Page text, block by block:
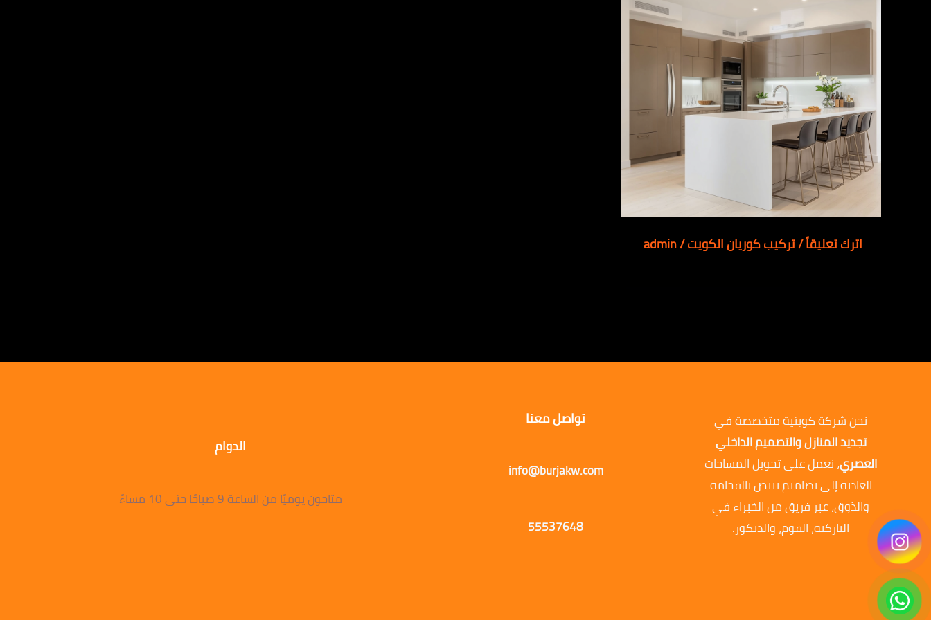
اترك تعليقاً/تركيب كوريان الكويت/
admin
نحن شركة كويتية متخصصة في
تجديد المنازل والتصميم الداخلي
العصري، نعمل على تحويل المساحات
العادية إلى تصاميم تنبض بالفخامة
والذوق، عبر فريق من الخبراء في
الباركيه، الفوم، والديكور.
تواصل معنا
info@burjakw.com
55537648
الدوام
متاحون يوميًا من الساعة 9 صباحًا حتى 10 مساءً